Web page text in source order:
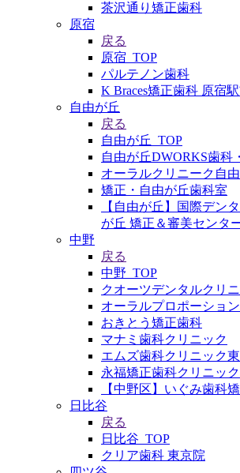
茶沢通り矯正歯科
原宿
戻る
原宿_TOP
パルテノン歯科
K Braces矯正歯科 原宿
自由が丘
戻る
自由が丘_TOP
自由が丘DWORKS歯科
オーラルクリニーク自
矯正・自由が丘歯科室
【自由が丘】国際デン
が丘 矯正＆審美センタ
中野
戻る
中野_TOP
クオーツデンタルクリ
オーラルプロポーショ
おきとう矯正歯科
マナミ歯科クリニック
エムズ歯科クリニック
永福矯正歯科クリニック
【中野区】いぐみ歯科
日比谷
戻る
日比谷_TOP
クリア歯科 東京院